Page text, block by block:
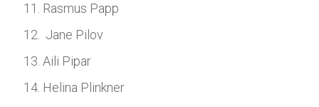
Rasmus Papp
Jane Pilov
Aili Pipar
Helina Plinkner